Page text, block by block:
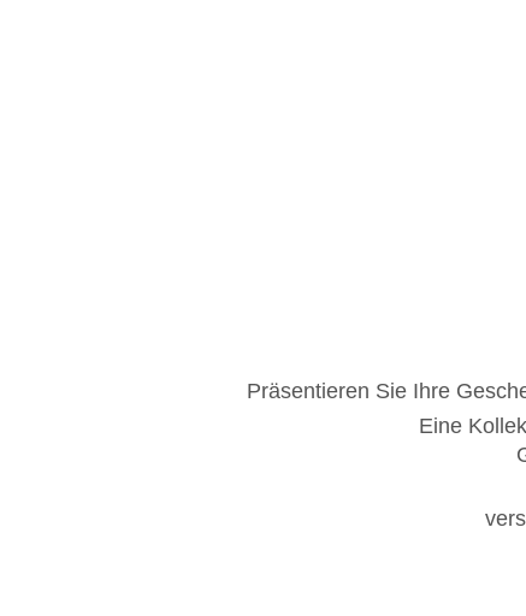
Prä­sen­tie­ren Sie Ih­re
Ei­ne